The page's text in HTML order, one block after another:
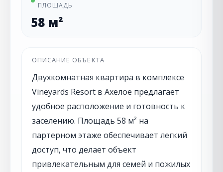
ПЛОЩАДЬ
58 м²
ОПИСАНИЕ ОБЪЕКТА
Двухкомнатная квартира в комплексе
Vineyards Resort в Ахелое предлагает
удобное расположение и готовность к
заселению. Площадь 58 м² на
партерном этаже обеспечивает легкий
доступ, что делает объект
привлекательным для семей и пожилых